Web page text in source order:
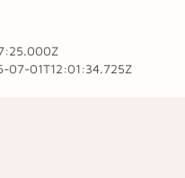
07-01T12:01:34.725Z